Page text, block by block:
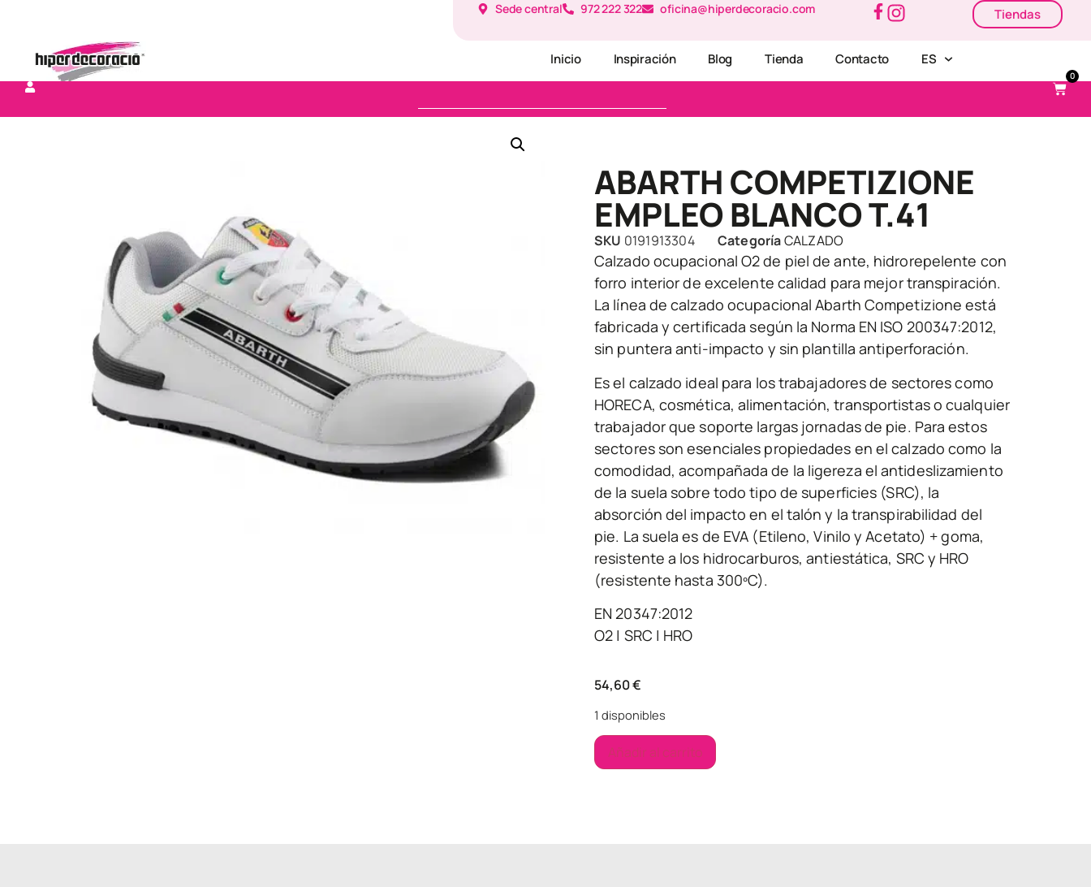
Sede central 972 222 322 oficina@hiperdecoracio.com Tiendas
Inicio Inspiración Blog Tienda Contacto ES
0
ABARTH COMPETIZIONE
EMPLEO BLANCO T.41
SKU 0191913304 CategoríaCALZADO
Calzado ocupacional O2 de piel de ante, hidrorepelente con
forro interior de excelente calidad para mejor transpiración.
La línea de calzado ocupacional Abarth Competizione está
fabricada y certificada según la Norma EN ISO 200347:2012,
sin puntera anti-impacto y sin plantilla antiperforación.
Es el calzado ideal para los trabajadores de sectores como
HORECA, cosmética, alimentación, transportistas o cualquier
trabajador que soporte largas jornadas de pie. Para estos
sectores son esenciales propiedades en el calzado como la
comodidad, acompañada de la ligereza el antideslizamiento
de la suela sobre todo tipo de superficies (SRC), la
absorción del impacto en el talón y la transpirabilidad del
pie. La suela es de EVA (Etileno, Vinilo y Acetato) + goma,
resistente a los hidrocarburos, antiestática, SRC y HRO
(resistente hasta 300ºC).
EN 20347:2012
O2 | SRC | HRO
54,60€
1 disponibles
Añadir al carrito